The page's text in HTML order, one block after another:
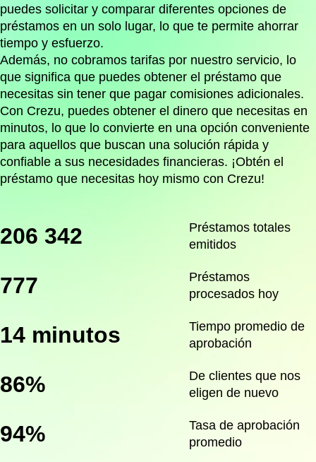
puedes solicitar y comparar diferentes opciones de
préstamos en un solo lugar, lo que te permite ahorrar
tiempo y esfuerzo.
Además, no cobramos tarifas por nuestro servicio, lo
que significa que puedes obtener el préstamo que
necesitas sin tener que pagar comisiones adicionales.
Con Crezu, puedes obtener el dinero que necesitas en
minutos, lo que lo convierte en una opción conveniente
para aquellos que buscan una solución rápida y
confiable a sus necesidades financieras. ¡Obtén el
préstamo que necesitas hoy mismo con Crezu!
206 342
Préstamos totales
emitidos
777
Préstamos
procesados hoy
14 minutos
Tiempo promedio de
aprobación
86%
De clientes que nos
eligen de nuevo
94%
Tasa de aprobación
promedio